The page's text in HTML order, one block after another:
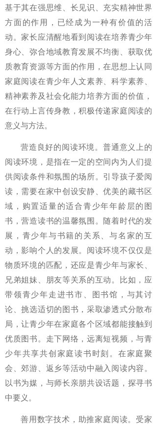
基于其在强思维、长见识、充实精神世界
方面的作用，已经成为一种有价值的活
动。家长应清醒地看到阅读在培养青少年
身心、弥合地域教育发展不均衡、获取优
质教育资源等方面的作用，在思想上认同
家庭阅读在青少年人文素养、科学素养、
精神素养及社会化能力培养方面的价值，
在行动上言传身教，积极传递家庭阅读的
意义与方法。
营造良好的阅读环境。普通意义上的
阅读环境，是指在一定的空间内为人们提
供阅读条件和氛围的场所。引导孩子爱阅
读，需要在家中创设安静、优美的藏书区
域，购置适量的适合青少年年龄层的图
书，营造读书的温馨氛围。随着时代的发
展，青少年与书籍的关系、与名家的互
动，影响个人的发展。阅读环境不仅仅是
物质环境的匹配，还应是青少年与家长、
兄弟姐妹、朋友等关系的互动。比如，应
带领青少年走进书市、图书馆，与其讨
论、挑选适切的图书，采取渗透式分散布
局，让青少年在家庭各个区域都能接触到
优质图书。走下网络，远离短视频，与青
少年共享共创家庭读书时刻。在家庭聚
会、郊游、返乡等活动中融入阅读内容。
以书为媒，与师长亲朋共设话题，探寻书
中要义。
善用数字技术，助推家庭阅读。受家